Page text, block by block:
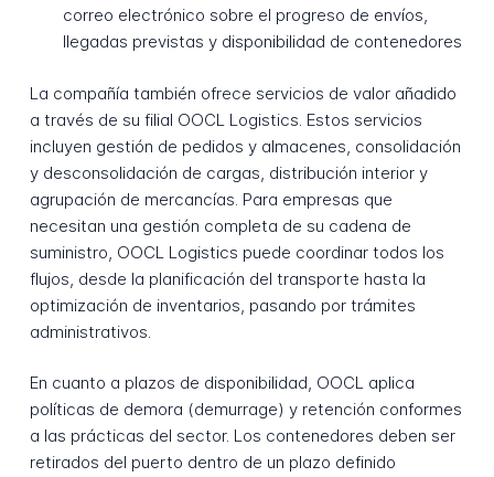
correo electrónico sobre el progreso de envíos,
llegadas previstas y disponibilidad de contenedores
La compañía también ofrece servicios de valor añadido
a través de su filial OOCL Logistics. Estos servicios
incluyen gestión de pedidos y almacenes, consolidación
y desconsolidación de cargas, distribución interior y
agrupación de mercancías. Para empresas que
necesitan una gestión completa de su cadena de
suministro, OOCL Logistics puede coordinar todos los
flujos, desde la planificación del transporte hasta la
optimización de inventarios, pasando por trámites
administrativos.
En cuanto a plazos de disponibilidad, OOCL aplica
políticas de demora (demurrage) y retención conformes
a las prácticas del sector. Los contenedores deben ser
retirados del puerto dentro de un plazo definido